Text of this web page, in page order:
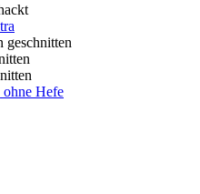
geschnitten
ohne Hefe